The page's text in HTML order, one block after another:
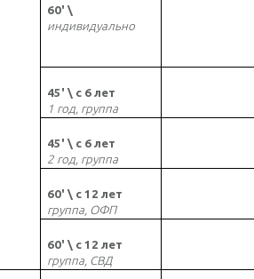
60' \
индивидуально
45' \ с 6 лет
1 год, группа
45' \ с 6 лет
2 год, группа
60' \ с 12 лет
группа, ОФП
60' \ с 12 лет
группа, СВД